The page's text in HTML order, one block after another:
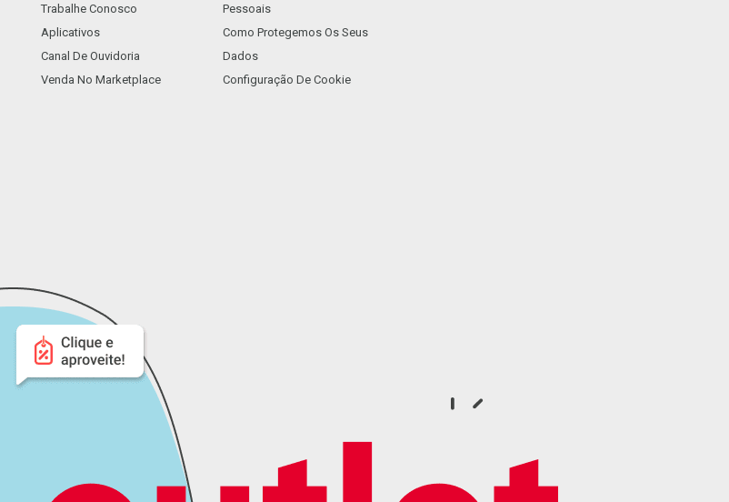
Trabalhe Conosco
Aplicativos
Canal De Ouvidoria
Venda No Marketplace
Pessoais
Como Protegemos Os Seus
Dados
Configuração De Cookie